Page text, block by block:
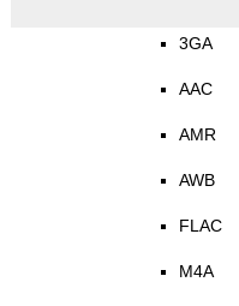
3GA
AAC
AMR
AWB
FLAC
M4A